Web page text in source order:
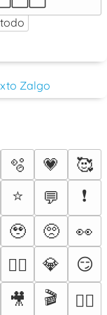
Zalgo
🫧 💗
🥰
⭐ 💬
❗
🥹 🥺
👀
❤️‍🔥 💎
😏
🎥 🎬 🐦‍🔥